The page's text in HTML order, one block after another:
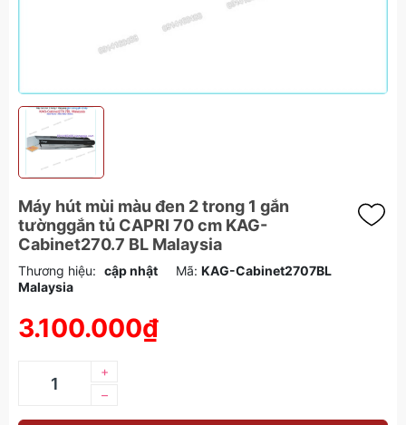
Máy hút mùi màu đen 2 trong 1 gắn
tườnggắn tủ CAPRI 70 cm KAG-
Cabinet270.7 BL Malaysia
Thương hiệu: cập nhật Mã: KAG-Cabinet2707BL
Malaysia
3.100.000₫
–
+